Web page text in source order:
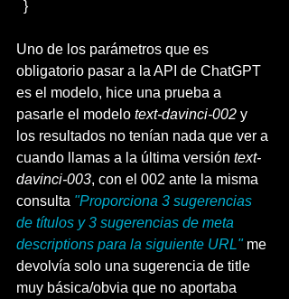
  }
Uno de los parámetros que es
obligatorio pasar a la API de ChatGPT
es el modelo, hice una prueba a
pasarle el modelo text-davinci-002 y
los resultados no tenían nada que ver a
cuando llamas a la última versión text-
davinci-003, con el 002 ante la misma
consulta "Proporciona 3 sugerencias
de títulos y 3 sugerencias de meta
descriptions para la siguiente URL" me
devolvía solo una sugerencia de title
muy básica/obvia que no aportaba